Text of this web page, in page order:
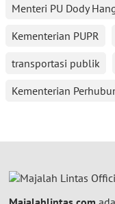
Menteri PU Dody
Kementerian PUPR
transportasi publik
Kementerian